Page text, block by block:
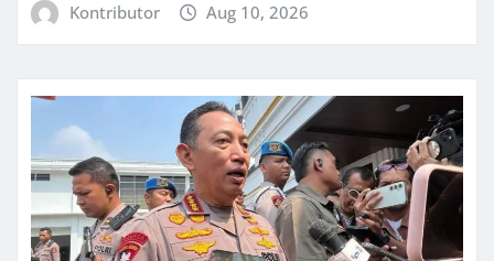
Kontributor Aug 10, 2026